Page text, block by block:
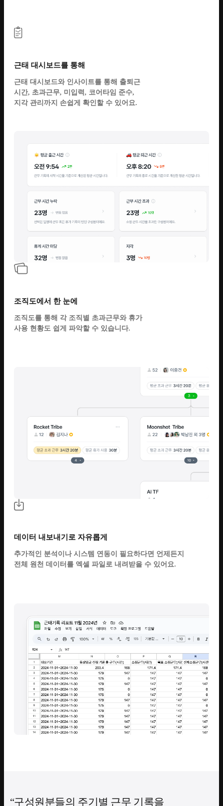
근태 대시보드를 통해
근태 대시보드와 인사이트를 통해 출퇴근
시간, 초과근무, 미입력, 코어타임 준수,
지각 관리까지 손쉽게 확인할 수 있어요.
조직도에서 한 눈에
조직도를 통해 각 조직별 초과근무와 휴가
사용 현황도 쉽게 파악할 수 있습니다.
데이터 내보내기로 자유롭게
추가적인 분석이나 시스템 연동이 필요하다면 언제든지
전체 원천 데이터를 엑셀 파일로 내려받을 수 있어요.
구성원분들의 주기별 근무 기록을